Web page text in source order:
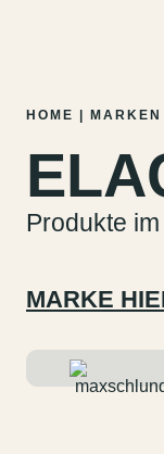
Zum
springen
HOME MARKEN
Produkte
MARKE